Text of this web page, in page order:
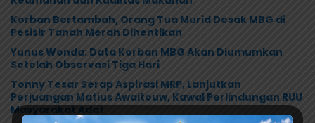
Korban Bertambah, Orang Tua Murid Desak MBG di
Pesisir Tanah Merah Dihentikan
Yunus Wonda: Data Korban MBG Akan Diumumkan
Setelah Observasi Tiga Hari
Tonny Tesar Serap Aspirasi MRP, Lanjutkan
Perjuangan Matius Awaitouw, Kawal Perlindungan RUU
Masyarakat Adat